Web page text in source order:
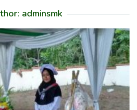
adminsmk